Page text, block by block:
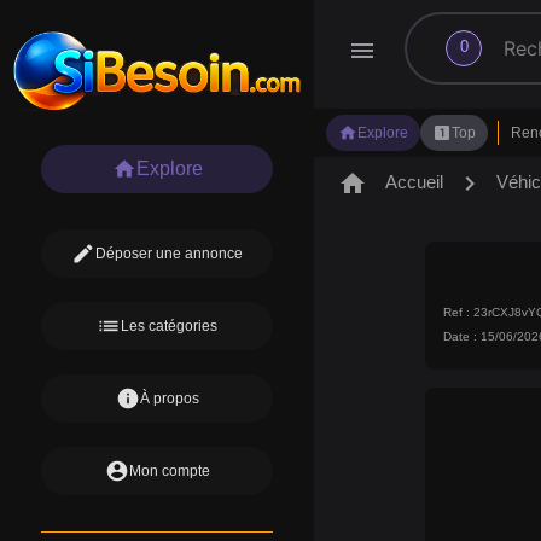
menu 0
search
home Explore looks_oneTop
home Explore
edit Déposer une annonce
list Les catégories
infoÀ propos
account_circle Mon compte
home Accueil chevron_right
Ref :
Date : 15/06/